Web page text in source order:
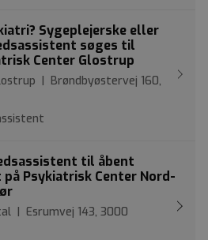
Sygeplejerske eller
søges til
Center Glostrup
| Brøndbyøstervej 160,
til åbent
Psykiatrisk Center Nord-
| Esrumvej 143, 3000